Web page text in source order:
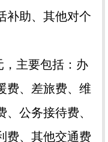
补助、其他对个
主要包括：办
费、差旅费、维
公务接待费、
费、其他交通费